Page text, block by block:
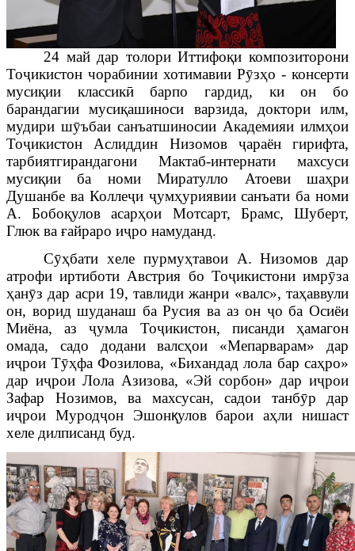
24 май дар толори Иттифоқи композиторони
Тоҷикистон чорабинии хотимавии Рӯзҳо - консерти
мусиқии классикӣбарпо гардид, ки он бо
барандагии мусиқашиноси варзида, доктори илм,
мудири шӯъбаи санъатшиносии Академияи илмҳои
Тоҷикистон Аслиддин Низомов ҷараён гирифта,
тарбиятгирандагони Мактаб-интернати махсуси
мусиқии ба номи Миратулло Атоеви шаҳри
Душанбе ва Коллеҷи ҷумҳуриявии санъати ба номи
А. Бобоқулов асарҳои Мотсарт, Брамс, Шуберт,
Глюк ва ғайраро иҷро намуданд.
Сӯҳбати хеле пурмуҳтавои А. Низомов дар
атрофи иртиботи Австрия бо Тоҷикистони имрӯза
ҳанӯз дар асри 19, тавлиди жанри «валс», таҳаввули
он, ворид шуданаш ба Русия ва аз он ҷо ба Осиёи
Миёна, азҷумла Тоҷикистон, писанди ҳамагон
омада, садо додани валсҳои «Мепарварам» дар
иҷрои Тӯҳфа Фозилова, «Бихандад лола бар саҳро»
дар иҷрои Лола Азизова, «Эй сорбон» дар иҷрои
Зафар Нозимов, ва махсусан, садои танбӯр дар
иҷрои Муродҷон Эшонқулов барои аҳли нишаст
хеле дилписанд буд.